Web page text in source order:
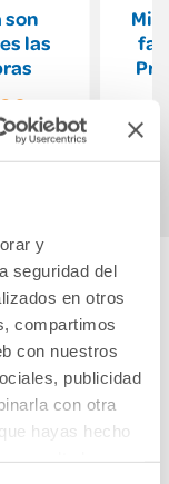
y
seguridad del
en otros
compartimos
con nuestros
publicidad
con otra
hayas hecho
son
las
Mis
dos